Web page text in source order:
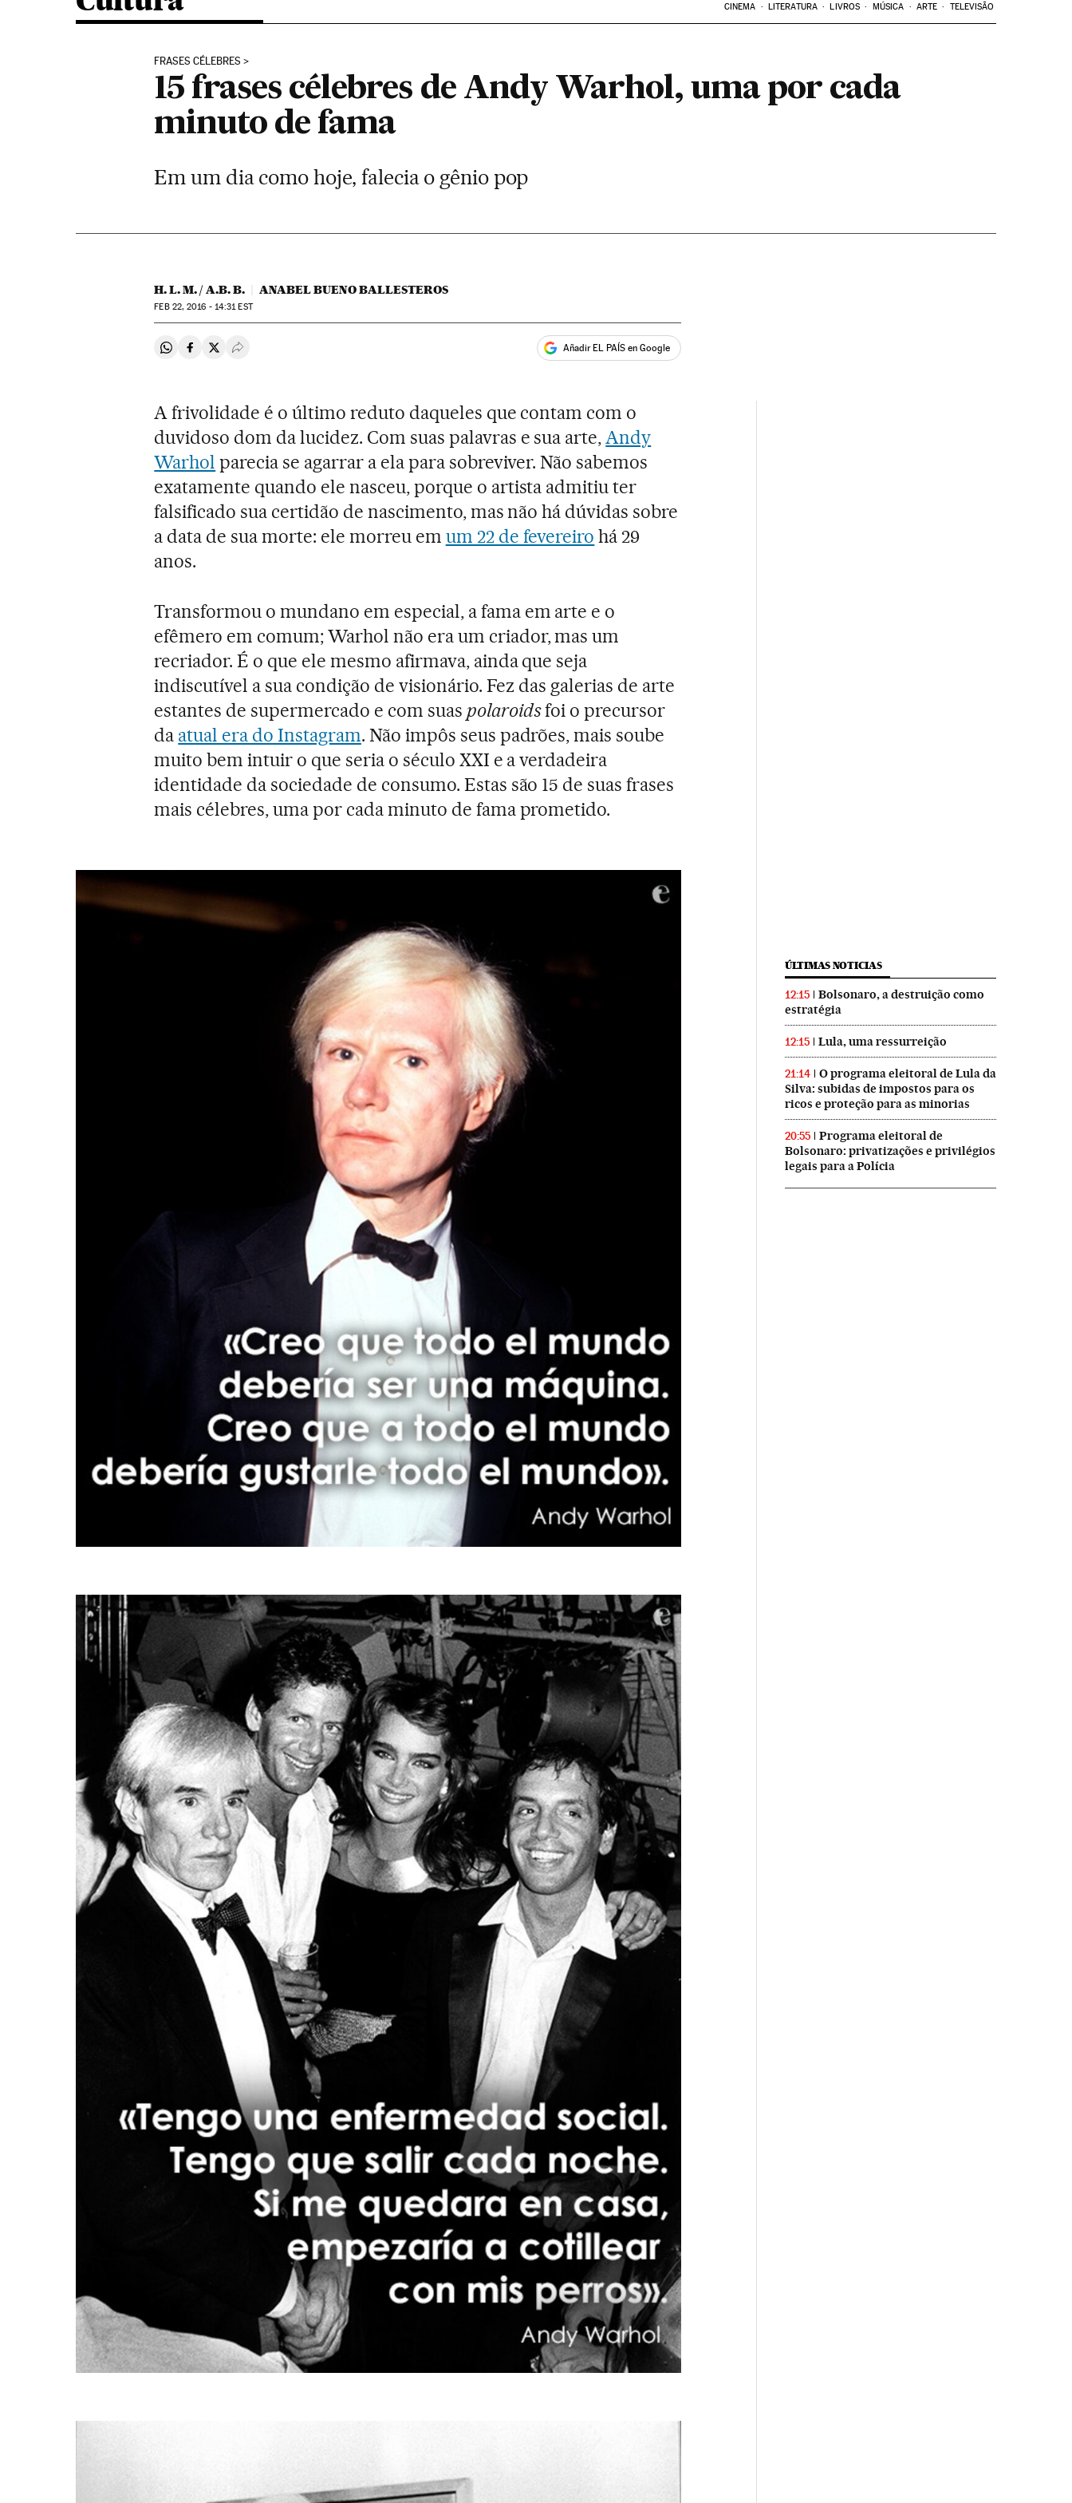
CINEMA LITERATURA LIVROS MÚSICA ARTE TELEVISÃO
FRASES CÉLEBRES
15 frases célebres de Andy Warhol, uma por cada
minuto de fama
Em um dia como hoje, falecia o gênio pop
H. L. M. / A.B. B. ANABEL BUENO BALLESTEROS
FEB22, 2016 - 14:31EST
Compartir en Whatsapp
Compartir en Facebook
Compartir en Twitter
Desplegar Redes Sociales Añadir EL PAÍS en Google
A frivolidade é o último reduto daqueles que contam com o
duvidoso dom da lucidez. Com suas palavras e sua arte,Andy
Warhol parecia se agarrar a ela para sobreviver. Não sabemos
exatamente quando ele nasceu, porque o artista admitiu ter
falsificado sua certidão de nascimento, mas não há dúvidas sobre
a data de sua morte: ele morreu em um 22 de fevereiro há 29
anos.
Transformou o mundano em especial, a fama em arte e o
efêmero em comum; Warhol não era um criador, mas um
recriador. É o que ele mesmo afirmava, ainda que seja
indiscutível a sua condição de visionário. Fez das galerias de arte
estantes de supermercado e com suas polaroidsfoi o precursor
da atual era do Instagram. Não impôs seus padrões, mais soube
muito bem intuir o que seria o século XXI e a verdadeira
identidade da sociedade de consumo. Estas são 15 de suas frases
mais célebres, uma por cada minuto de fama prometido.
ÚLTIMAS NOTICIAS
12:15
Bolsonaro, a destruição como
estratégia
12:15 Lula, uma ressurreição
21:14
O programa eleitoral de Lula da
Silva: subidas de impostos para os
ricos e proteção para as minorias
20:55
Programa eleitoral de
Bolsonaro: privatizações e privilégios
legais para a Polícia